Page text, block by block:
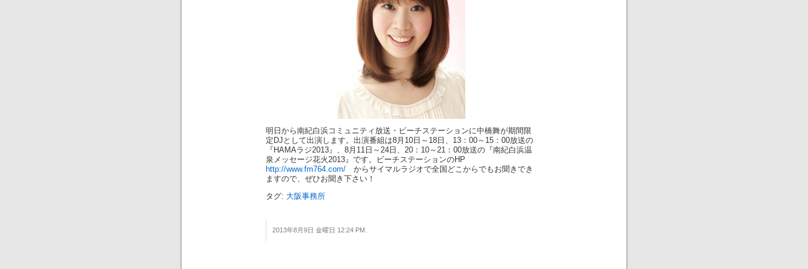
明日から南紀白浜コミュニティ放送・ビーチステーションに中橋舞が期間限
定DJとして出演します。出演番組は8月10日～18日、13：00～15：00放送の
『HAMAラジ2013』、8月11日～24日、20：10～21：00放送の『南紀白浜温
泉メッセージ花火2013』です。ビーチステーションのHP
http://www.fm764.com/ からサイマルラジオで全国どこからでもお聞きでき
ますので、ぜひお聞き下さい！
タグ: 大阪事務所
2013年8月9日 金曜日 12:24 PM.